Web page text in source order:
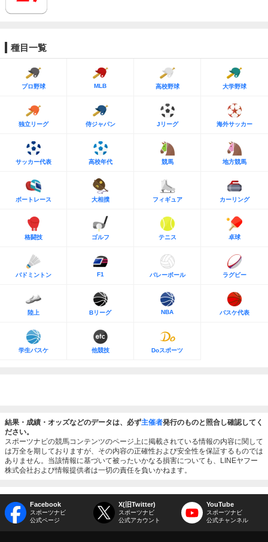
種目一覧
プロ野球 MLB 高校野球 大学野球
独立リーグ 侍ジャパン Jリーグ 海外サッカー
サッカー代表 高校年代 競馬 地方競馬
ボートレース 大相撲 フィギュア カーリング
格闘技 ゴルフ テニス 卓球
バドミントン F1 バレーボール ラグビー
陸上 Bリーグ NBA バスケ代表
学生バスケ 他競技 Doスポーツ
結果・成績・オッズなどのデータは、必ず主催者発行のものと照合し確認してく
ださい。
スポーツナビの競馬コンテンツのページ上に掲載されている情報の内容に関して
は万全を期しておりますが、その内容の正確性および安全性を保証するものでは
ありません。当該情報に基づいて被ったいかなる損害についても、LINEヤフー
株式会社および情報提供者は一切の責任を負いかねます。
Facebook
スポーツナビ
公式ページ
X(旧Twitter)
スポーツナビ
公式アカウント
YouTube
スポーツナビ
公式チャンネル